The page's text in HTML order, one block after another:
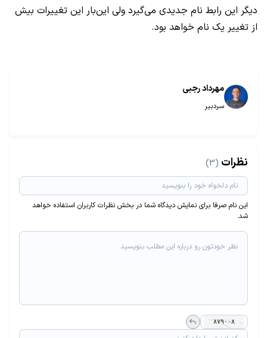
دیگر این رابط نام جدیدی می‌گیرد ولی این‌بار این تغییرات بیش
از تغییر یک نام خواهد بود.
مهرداد رجبی
سردبیر
نظرات (3)
این نام صرفا برای نمایش دیدگاه شما در بخش نظرات کاربران استفاده خواهد
شد.